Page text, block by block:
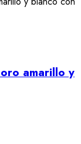
amarillo y